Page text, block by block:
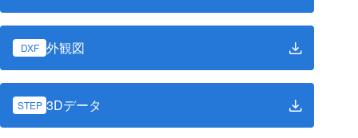
DXF 外観図
STEP 3Dデータ